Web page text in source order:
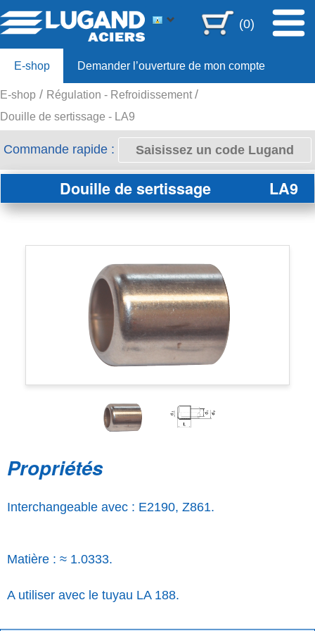
(0)
E-shop Demander l’ouverture de mon compte
Offre 80ans
E-shop
Régulation - Refroidissement
Douille de sertissage - LA9
Commande rapide :
Douille de sertissage LA9
Propriétés
Interchangeable avec : E2190, Z861.
Matière : ≈ 1.0333.
A utiliser avec le tuyau LA 188.